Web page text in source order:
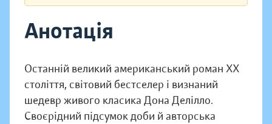
Анотація
Останній великий американський роман ХХ
століття, світовий бестселер і визнаний
шедевр живого класика Дона Делілло.
Своєрідний підсумок доби й авторська